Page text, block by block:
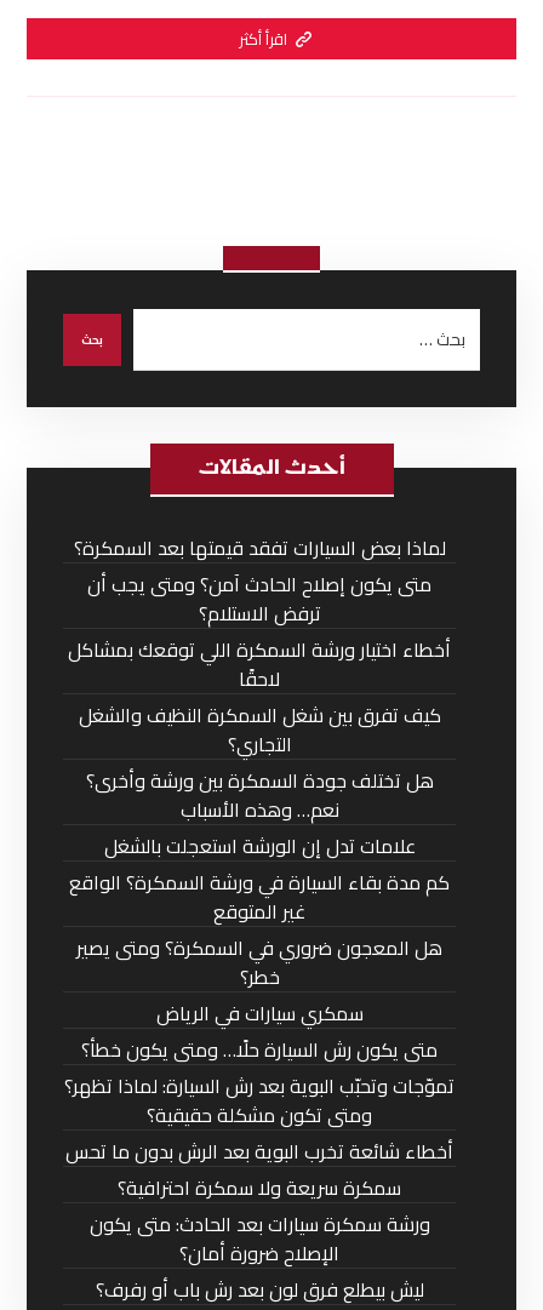
اقرأ أكثر
أحدث المقالات
لماذا بعض السيارات تفقد قيمتها بعد السمكرة؟
متى يكون إصلاح الحادث آمن؟ ومتى يجب أن
ترفض الاستلام؟
أخطاء اختيار ورشة السمكرة اللي توقعك بمشاكل
لاحقًا
كيف تفرق بين شغل السمكرة النظيف والشغل
التجاري؟
هل تختلف جودة السمكرة بين ورشة وأخرى؟
نعم… وهذه الأسباب
علامات تدل إن الورشة استعجلت بالشغل
كم مدة بقاء السيارة في ورشة السمكرة؟ الواقع
غير المتوقع
هل المعجون ضروري في السمكرة؟ ومتى يصير
خطر؟
سمكري سيارات في الرياض
متى يكون رش السيارة حلًا… ومتى يكون خطأ؟
تموّجات وتحبّب البوية بعد رش السيارة: لماذا تظهر؟
ومتى تكون مشكلة حقيقية؟
أخطاء شائعة تخرب البوية بعد الرش بدون ما تحس
سمكرة سريعة ولا سمكرة احترافية؟
ورشة سمكرة سيارات بعد الحادث: متى يكون
الإصلاح ضرورة أمان؟
ليش بيطلع فرق لون بعد رش باب أو رفرف؟